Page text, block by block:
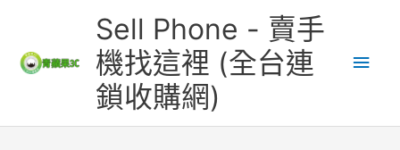
Sell Phone - 賣手
機找這裡 (全台連
鎖收購網)
要
單